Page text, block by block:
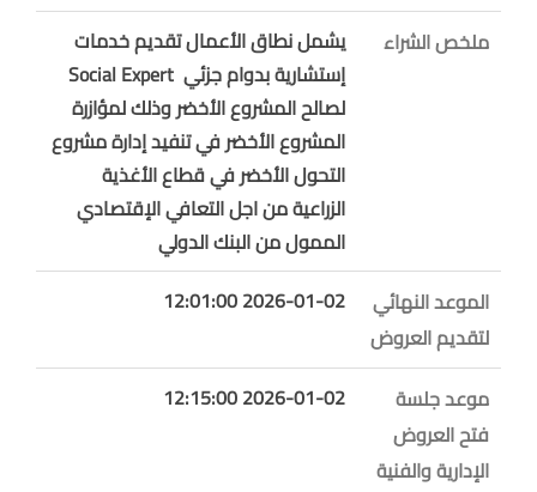
ملخص الشراء
يشمل نطاق الأعمال تقديم خدمات
لصالح المشروع الأخضر وذلك لمؤازرة
المشروع الأخضر في تنفيد إدارة مشروع
التحول الأخضر في قطاع الأغذية
الزراعية من اجل التعافي الإقتصادي
الممول من البنك الدولي
الموعد النهائي
لتقديم العروض
2026-01-02 12:01:00
موعد جلسة
فتح العروض
الإدارية والفنية
2026-01-02 12:15:00